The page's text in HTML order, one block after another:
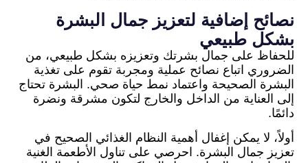
نصائح إضافية لتعزيز جمال البشرة
بشكل طبيعي
للحفاظ على جمال بشرتك وتعزيزه بشكل طبيعي، من
الضروري اتباع نصائح عملية ومجربة تقوم على تغذية
البشرة الصحيحة واعتماد نمط حياة صحي. البشرة تحتاج
إلى العناية من الداخل والخارج لتكون مشرقة ونضرة
دائمًا.
أولاً، لا يمكن إغفال أهمية النظام الغذائي الصحيح في
تعزيز جمال البشرة. احرصي على تناول الأطعمة الغنية